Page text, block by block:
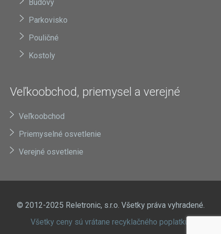
Budovy
Parkovisko
Pouličné
Kostoly
Veľkoobchod, priemysel a verejné
Veľkoobchod
Priemyselné osvetlenie
Verejné osvetlenie
© 2012-2025 Reletronic, s.r.o. Všetky práva vyhradené.
Všetky ceny sú vrátane recyklačného poplatku.